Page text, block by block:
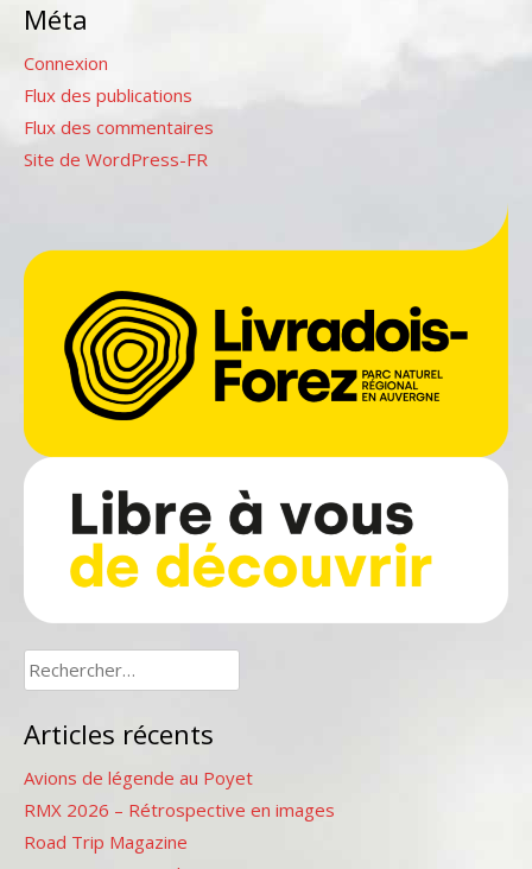
Méta
Connexion
Flux des publications
Flux des commentaires
Site de WordPress-FR
Rechercher :
Articles récents
Avions de légende au Poyet
RMX 2026 – Rétrospective en images
Road Trip Magazine